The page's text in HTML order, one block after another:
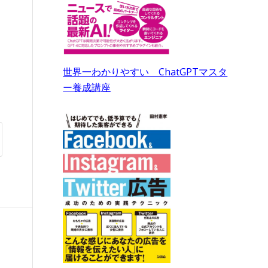
世界一わかりやすい ChatGPTマスタ
ー養成講座